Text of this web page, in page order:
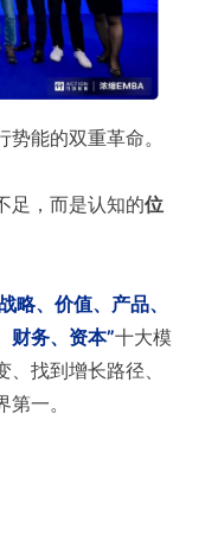
能的双重革命。
足，而是认知的位
略、价值、产品、
财务、资本”十大模
找到增长路径、
一。